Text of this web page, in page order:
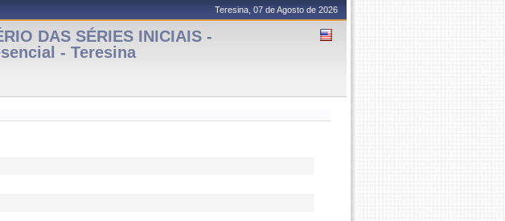
Teresina, 07 de Agosto de 2026
DAS SÉRIES INICIAIS -
- Teresina